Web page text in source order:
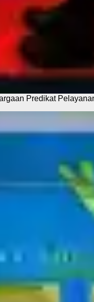
Predikat